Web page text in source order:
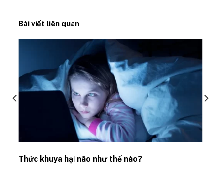
Bài viết liên quan
Thức khuya hại não như thế nào?